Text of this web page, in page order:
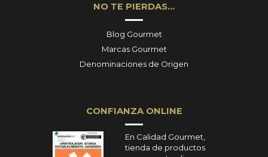
NO TE PIERDAS…
Blog Gourmet
Marcas Gourmet
Denominaciones de Origen
CONFIANZA ONLINE
En Calidad Gourmet,
tienda de productos